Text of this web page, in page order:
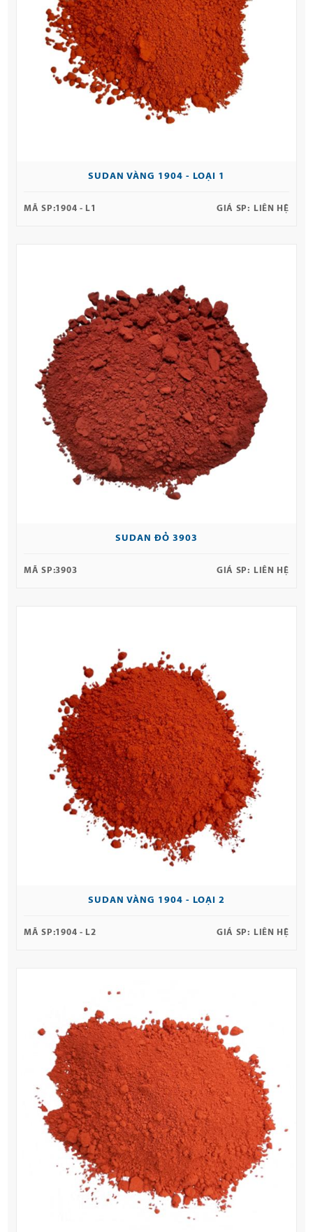
SUDAN VÀNG 1904 - LOẠI 1
MÃ SP:1904 - L1 GIÁ SP: LIÊN HỆ
SUDAN ĐỎ 3903
MÃ SP:3903 GIÁ SP: LIÊN HỆ
SUDAN VÀNG 1904 - LOẠI 2
MÃ SP:1904 - L2 GIÁ SP: LIÊN HỆ